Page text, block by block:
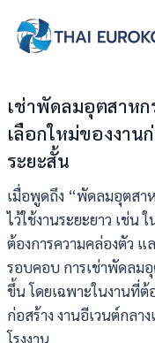
content
เช่าพัดลมอุตสาหก
เลือกใหม่ของงาน
ระยะสั้น
เมื่อพูดถึง “พัดลมอุตสา
ไว้ใช้งานระยะยาว เช่น
ต้องการความคล่องตัว
รอบคอบ การเช่าพัดลม
ขึ้น โดยเฉพาะในงานที่ต้
ก่อสร้าง งานอีเวนต์กลา
โรงงาน